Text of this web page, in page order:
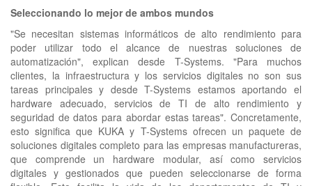
Seleccionando lo mejor de ambos mundos
"Se necesitan sistemas informáticos de alto rendimiento para
poder utilizar todo el alcance de nuestras soluciones de
automatización", explican desde T-Systems. "Para muchos
clientes, la infraestructura y los servicios digitales no son sus
tareas principales y desde T-Systems estamos aportando el
hardware adecuado, servicios de TI de alto rendimiento y
seguridad de datos para abordar estas tareas". Concretamente,
esto significa que KUKA y T-Systems ofrecen un paquete de
soluciones digitales completo para las empresas manufactureras,
que comprende un hardware modular, así como servicios
digitales y gestionados que pueden seleccionarse de forma